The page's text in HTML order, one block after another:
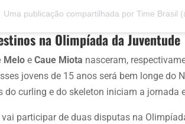
Uma publicação compartilhada por Time Brasil
na Olimpíada da Juventude
Melo eCaue Miota nasceram,
jovens de 15 anos será bem longe do
do curling e do skeleton iniciam a jornada
vai participar de duas disputas na